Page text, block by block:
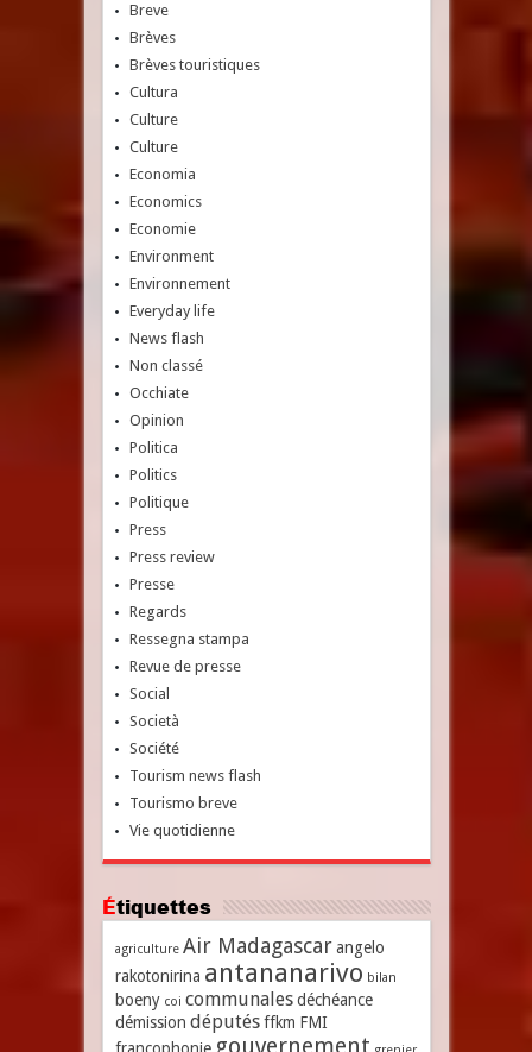
Breve
Brèves
Brèves touristiques
Cultura
Culture
Culture
Economia
Economics
Economie
Environment
Environnement
Everyday life
News flash
Non classé
Occhiate
Opinion
Politica
Politics
Politique
Press
Press review
Presse
Regards
Ressegna stampa
Revue de presse
Social
Società
Société
Tourism news flash
Tourismo breve
Vie quotidienne
Étiquettes
agriculture Air Madagascar angelo
rakotonirina antananarivo bilan
boeny coi communales déchéance
démission députés ffkm FMI